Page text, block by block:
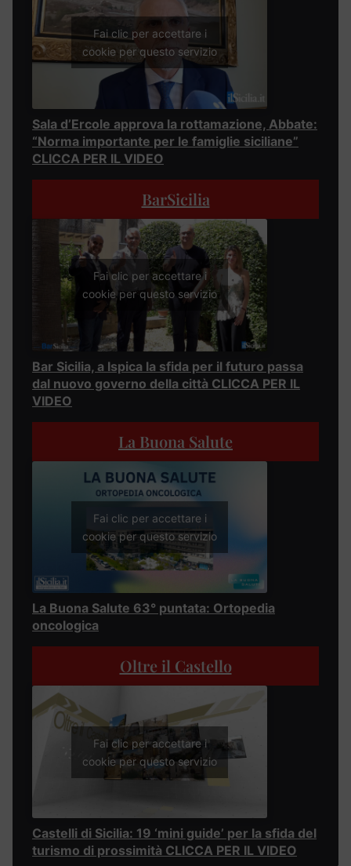
Fai clic per accettare i
cookie per questo servizio
Sala d’Ercole approva la rottamazione, Abbate:
“Norma importante per le famiglie siciliane”
CLICCA PER IL VIDEO
BarSicilia
Fai clic per accettare i
cookie per questo servizio
Bar Sicilia, a Ispica la sfida per il futuro passa
dal nuovo governo della città CLICCA PER IL
VIDEO
La Buona Salute
Fai clic per accettare i
cookie per questo servizio
La Buona Salute 63° puntata: Ortopedia
oncologica
Oltre il Castello
Fai clic per accettare i
cookie per questo servizio
Castelli di Sicilia: 19 ‘mini guide’ per la sfida del
turismo di prossimità CLICCA PER IL VIDEO